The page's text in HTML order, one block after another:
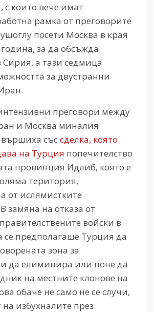
с които вече имат
рамка от преговорите
посети Москва в края
за да обсъжда
Сирия, а тази седмица
за двустранни
преговори между
и Москва миналия
съссделка, която
на Турция попечителство
провинция Идлиб, която е
територия,
от ислямистките
замяна на отказа от
войски в
предполагаше Турция да
зона за
да елиминира или поне да
на местните клонове на
обаче не само не се случи,
на избухналите през